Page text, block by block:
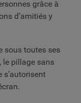
grâce à
d’amitiés y
sous toutes ses
le pillage sans
s’autorisent